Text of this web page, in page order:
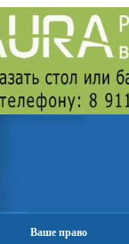
Ваше право